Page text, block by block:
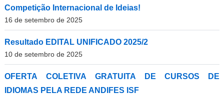
Competição Internacional de Ideias!
16 de setembro de 2025
Resultado EDITAL UNIFICADO 2025/2
10 de setembro de 2025
OFERTA COLETIVA GRATUITA DE CURSOS DE
IDIOMAS PELA REDE ANDIFES ISF